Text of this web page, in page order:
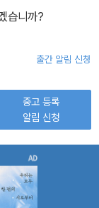
습니까?
출간 알림 신청
중고 등록
알림 신청